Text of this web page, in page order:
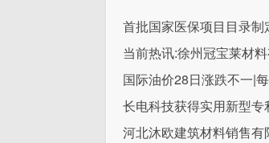
首批国家医保项目目录
当前热讯:徐州冠宝莱材
国际油价28日涨跌不一|
长电科技获得实用新型专
河北沐欧建筑材料销售